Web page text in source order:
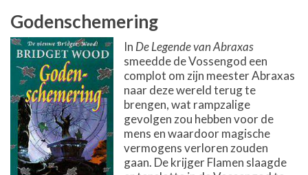
Godenschemering
In De Legende van Abraxas
smeedde de Vossengod een
complot om zijn meester Abraxas
naar deze wereld terug te
brengen, wat rampzalige
gevolgen zou hebben voor de
mens en waardoor magische
vermogens verloren zouden
gaan. De krijger Flamen slaagde